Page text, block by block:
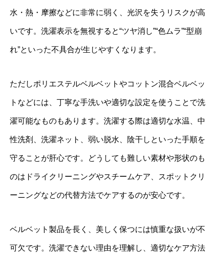
水・熱・摩擦などに非常に弱く、光沢を失うリスクが高
いです。洗濯表示を無視すると“ツヤ消し”“色ムラ”“型崩
れ”といった不具合が生じやすくなります。
ただしポリエステルベルベットやコットン混合ベルベッ
トなどには、丁寧な手洗いや適切な設定を使うことで洗
濯可能なものもあります。洗濯する際は適切な水温、中
性洗剤、洗濯ネット、弱い脱水、陰干しといった手順を
守ることが肝心です。どうしても難しい素材や形状のも
のはドライクリーニングやスチームケア、スポットクリ
ーニングなどの代替方法でケアするのが安心です。
ベルベット製品を長く、美しく保つには慎重な扱いが不
可欠です。洗濯できない理由を理解し、適切なケア方法